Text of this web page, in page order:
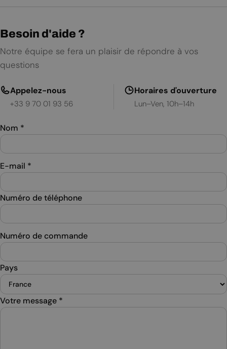
Besoin d'aide ?
Notre équipe se fera un plaisir de répondre à vos
questions
Appelez-nous
+33 9 70 01 93 56
Horaires d'ouverture
Lun–Ven, 10h–14h
Nom *
E-mail *
Numéro de téléphone
Numéro de commande
Pays
Votre message *